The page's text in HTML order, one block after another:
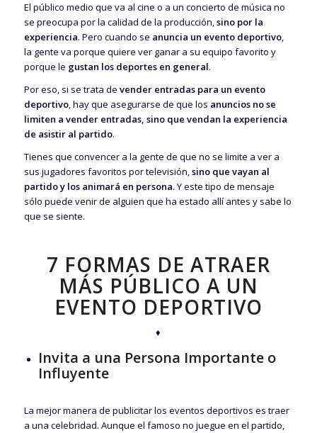
El público medio que va al cine o a un concierto de música no
se preocupa por la calidad de la producción,sino por la
experiencia. Pero cuando se anuncia un evento deportivo,
la gente va porque quiere ver ganar a su equipo favorito y
porque le gustan los deportes en general.
Por eso, si se trata de vender entradas para un evento
deportivo, hay que asegurarse de que los anuncios no se
limiten a vender entradas, sino que vendan la experiencia
de asistir al partido.
Tienes que convencer a la gente de que no se limite a ver a
sus jugadores favoritos por televisión,sino que vayan al
partido y los animará en persona. Y este tipo de mensaje
sólo puede venir de alguien que ha estado allí antes y sabe lo
que se siente.
7 FORMAS DE ATRAER
MÁS PÚBLICO A UN
EVENTO DEPORTIVO
♦
Invita a una Persona Importante o
Influyente
La mejor manera de publicitar los eventos deportivos es traer
a una celebridad. Aunque el famoso no juegue en el partido,